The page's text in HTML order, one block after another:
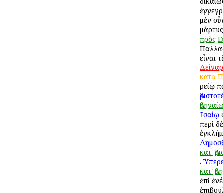
μὲν
πρὸς
εἶναι
κατὰ
Ἀρείῳ
Ἰσαίῳ
περὶ
κατ'
.
κατ'
ἐπὶ